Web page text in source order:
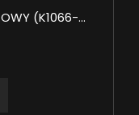
(K1066-...